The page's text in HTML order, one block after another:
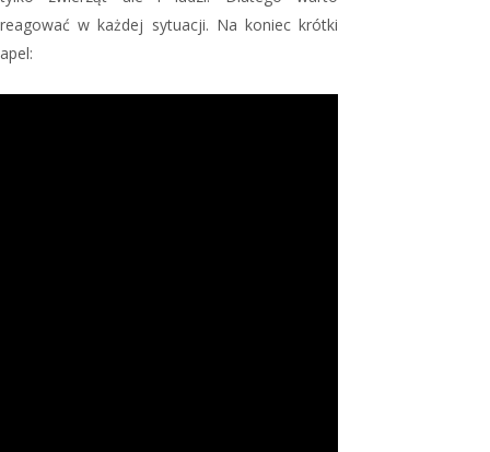
reagować w każdej sytuacji. Na koniec krótki
apel: